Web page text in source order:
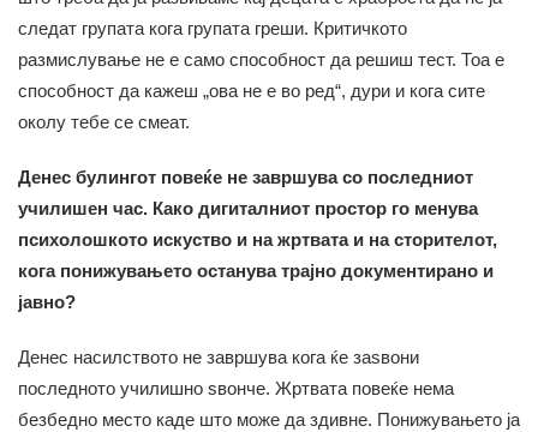
следат групата кога групата греши. Критичкото
размислување не е само способност да решиш тест. Тоа е
способност да кажеш „ова не е во ред“, дури и кога сите
околу тебе се смеат.
Денес булингот повеќе не завршува со последниот
училишен час. Како дигиталниот простор го менува
психолошкото искуство и на жртвата и на сторителот,
кога понижувањето останува трајно документирано и
јавно?
Денес насилството не завршува кога ќе заѕвони
последното училишно ѕвонче. Жртвата повеќе нема
безбедно место каде што може да здивне. Понижувањето ја